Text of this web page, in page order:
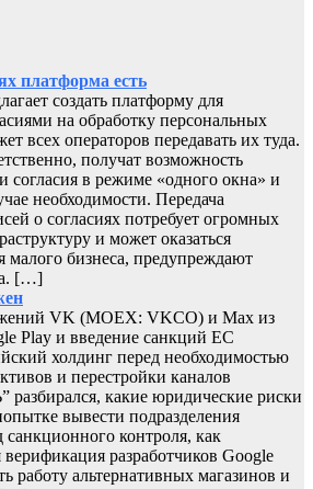
платформа есть
создать платформу для
на обработку персональных
всех операторов передавать их туда.
получат возможность
согласия в режиме «одного окна» и
необходимости. Передача
о согласиях потребует огромных
и может оказаться
малого бизнеса, предупреждают
[…]
VK (MOEX: VKCO) и Max из
Play и введение санкций ЕС
холдинг перед необходимостью
и перестройки каналов
разбирался, какие юридические риски
вывести подразделения
контроля, как
верификация разработчиков Google
работу альтернативных магазинов и